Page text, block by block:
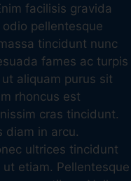
facilisis gravida
pellentesque
tincidunt nunc
fames ac turpis
aliquam purus sit
rhoncus est
cras tincidunt.
diam in arcu.
ultrices tincidunt
etiam. Pellentesque